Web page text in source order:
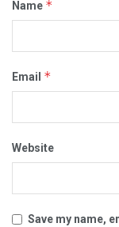
Name *
Email *
Website
Save my name,